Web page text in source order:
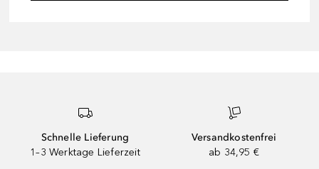
Schnelle Lieferung
1–3 Werktage Lieferzeit
Versandkostenfrei
ab 34,95 €